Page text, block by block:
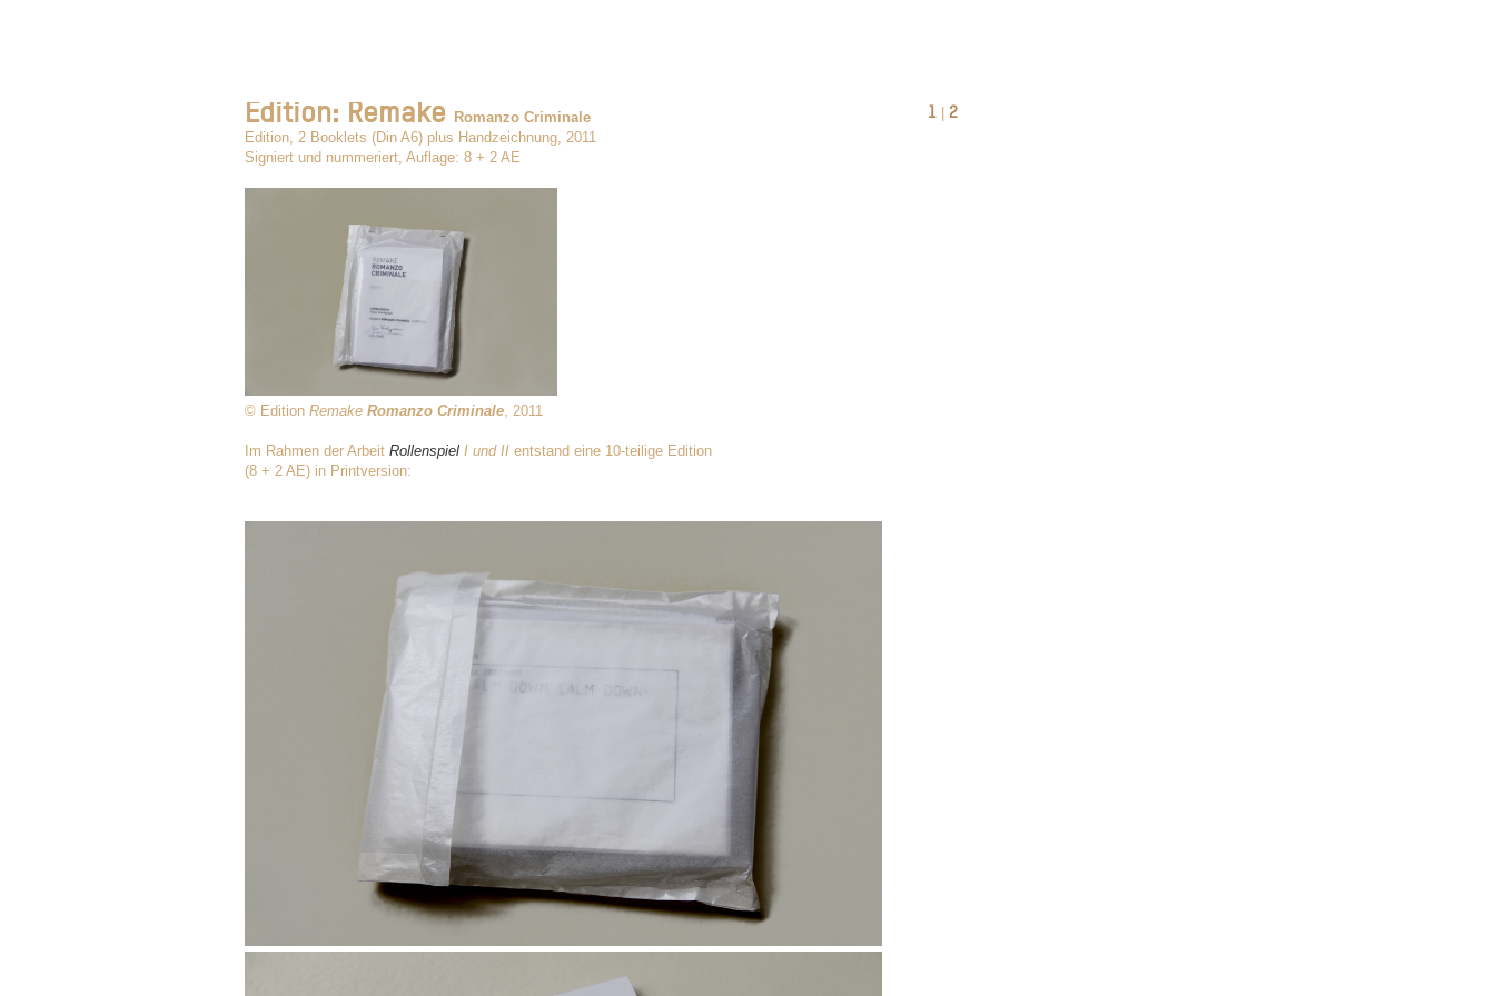
Edition: Remake Romanzo Criminale
Edition, 2 Booklets (Din A6) plus Handzeichnung, 2011
Signiert und nummeriert, Auflage: 8 + 2 AE
© Edition Remake Romanzo Criminale , 2011
Im Rahmen der Arbeit Rollenspiel I und II entstand eine 10-teilige Edition
(8 + 2 AE) in Printversion:
1 | 2